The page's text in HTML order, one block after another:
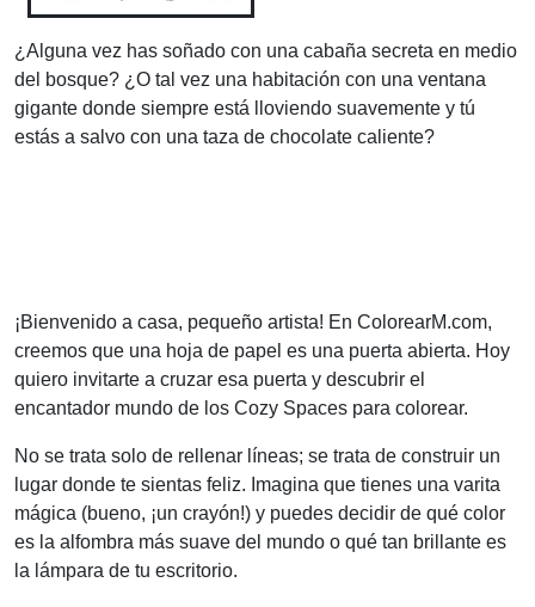
¿Alguna vez has soñado con una cabaña secreta en medio
del bosque? ¿O tal vez una habitación con una ventana
gigante donde siempre está lloviendo suavemente y tú
estás a salvo con una taza de chocolate caliente?
¡Bienvenido a casa, pequeño artista! En ColorearM.com,
creemos que una hoja de papel es una puerta abierta. Hoy
quiero invitarte a cruzar esa puerta y descubrir el
encantador mundo de los Cozy Spaces para colorear.
No se trata solo de rellenar líneas; se trata de construir un
lugar donde te sientas feliz. Imagina que tienes una varita
mágica (bueno, ¡un crayón!) y puedes decidir de qué color
es la alfombra más suave del mundo o qué tan brillante es
la lámpara de tu escritorio.